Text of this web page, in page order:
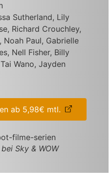
Sutherland, Lily
Richard Crouchley,
Noah Paul, Gabrielle
Nell Fisher, Billy
Wano, Jayden
ab 5,98€ mtl.
Sky & WOW